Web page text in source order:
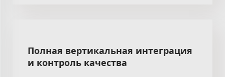
Полная вертикальная интеграция
и контроль качества